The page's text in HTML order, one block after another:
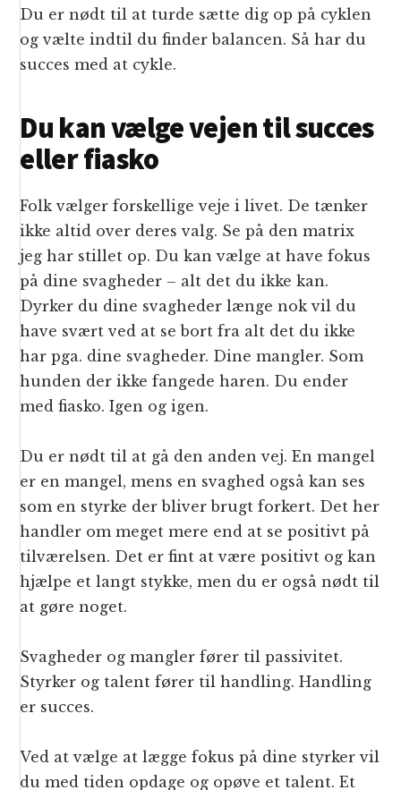
Du er nødt til at turde sætte dig op på cyklen
og vælte indtil du finder balancen. Så har du
succes med at cykle.
Du kan vælge vejen til succes
eller fiasko
Folk vælger forskellige veje i livet. De tænker
ikke altid over deres valg. Se på den matrix
jeg har stillet op. Du kan vælge at have fokus
på dine svagheder – alt det du ikke kan.
Dyrker du dine svagheder længe nok vil du
have svært ved at se bort fra alt det du ikke
har pga. dine svagheder. Dine mangler. Som
hunden der ikke fangede haren. Du ender
med fiasko. Igen og igen.
Du er nødt til at gå den anden vej. En mangel
er en mangel, mens en svaghed også kan ses
som en styrke der bliver brugt forkert. Det her
handler om meget mere end at se positivt på
tilværelsen. Det er fint at være positivt og kan
hjælpe et langt stykke, men du er også nødt til
at gøre noget.
Svagheder og mangler fører til passivitet.
Styrker og talent fører til handling. Handling
er succes.
Ved at vælge at lægge fokus på dine styrker vil
du med tiden opdage og opøve et talent. Et